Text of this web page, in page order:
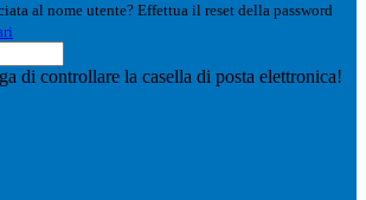
al nome utente? Effettua il reset della password
di controllare la casella di posta elettronica!